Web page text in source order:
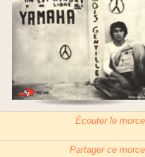
Écouter le
Partager ce